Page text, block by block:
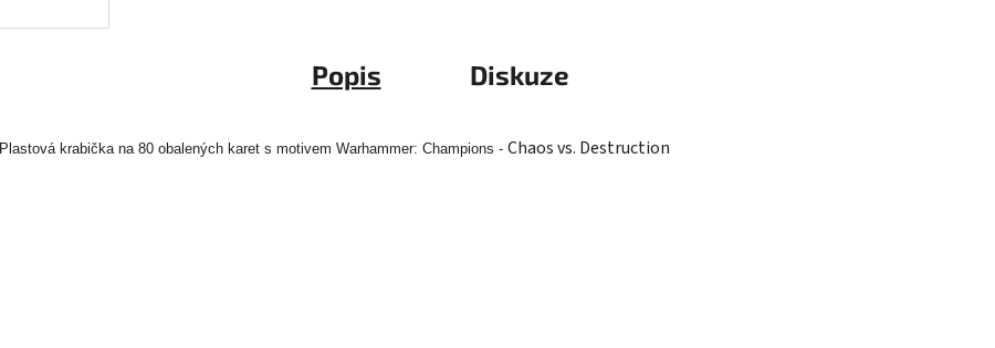
Popis Diskuze
Plastová krabička na 80 obalených karet s motivem Warhammer: Champions - Chaos vs. Destruction